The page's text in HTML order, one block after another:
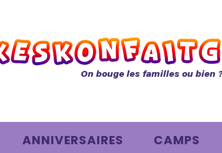
On bouge les familles ou bien
ANNIVERSAIRES CAMPS